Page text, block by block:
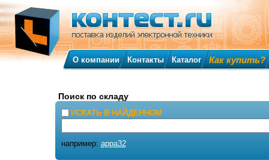
О компании Контакты Каталог Как купить?
Поиск по складу
ИСКАТЬ В НАЙДЕННОМ
например: appa32